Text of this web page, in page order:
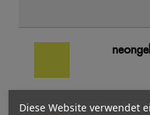
Diese Website verwendet